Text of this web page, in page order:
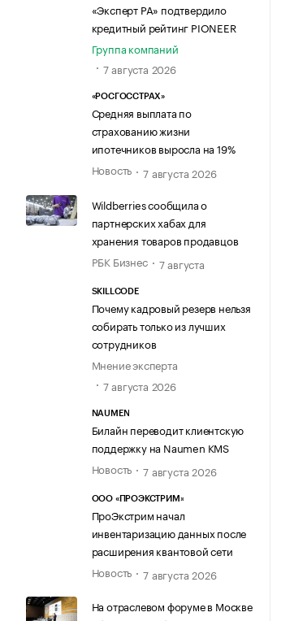
«Эксперт РА» подтвердило
кредитный рейтинг PIONEER
Группа компаний
7 августа 2026
«РОСГОССТРАХ»
Средняя выплата по
страхованию жизни
ипотечников выросла на 19%
Новость
7 августа 2026
Wildberries сообщила о
партнерских хабах для
хранения товаров продавцов
РБК Бизнес
7 августа
SKILLCODE
Почему кадровый резерв нельзя
собирать только из лучших
сотрудников
Мнение эксперта
7 августа 2026
NAUMEN
Билайн переводит клиентскую
поддержку на Naumen KMS
Новость
7 августа 2026
ООО «ПРОЭКСТРИМ»
ПроЭкстрим начал
инвентаризацию данных после
расширения квантовой сети
Новость
7 августа 2026
На отраслевом форуме в Москве